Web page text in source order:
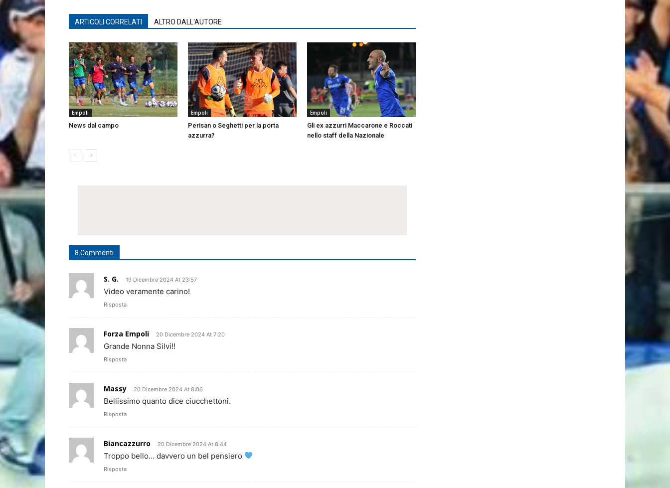
ARTICOLI CORRELATI ALTRO DALL'AUTORE
Empoli
News dal campo
Empoli
Perisan o Seghetti per la porta
azzurra?
Empoli
Gli ex azzurri Maccarone e Roccati
nello staff della Nazionale
8 Commenti
S. G. 19 Dicembre 2024 At 23:57
Video veramente carino!
Risposta
Forza Empoli 20 Dicembre 2024 At 7:20
Grande Nonna Silvi!!
Risposta
Massy 20 Dicembre 2024 At 8:06
Bellissimo quanto dice ciucchettoni.
Risposta
Biancazzurro 20 Dicembre 2024 At 8:44
Troppo bello… davvero un bel pensiero
Risposta